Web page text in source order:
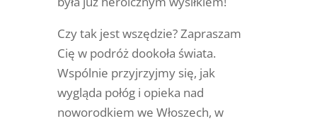
Czy tak jest wszędzie? Zapraszam
Cię w podróż dookoła świata.
Wspólnie przyjrzyjmy się, jak
wygląda połóg i opieka nad
noworodkiem we Włoszech, w